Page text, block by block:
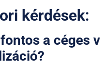
kérdések:
a céges